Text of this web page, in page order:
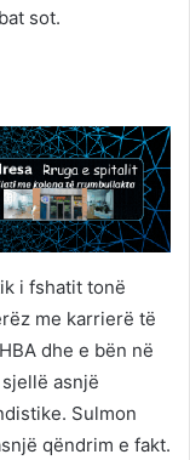
sot.
i fshatit tonë
me karrierë të
dhe e bën në
asnjë
Sulmon
qëndrim e fakt.